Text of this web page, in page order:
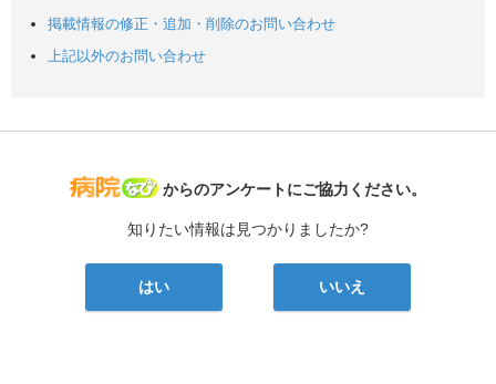
掲載情報の修正・追加・削除のお問い合わせ
上記以外のお問い合わせ
病院なび
からのアンケートにご協力ください。
知りたい情報は見つかりましたか?
はい いいえ